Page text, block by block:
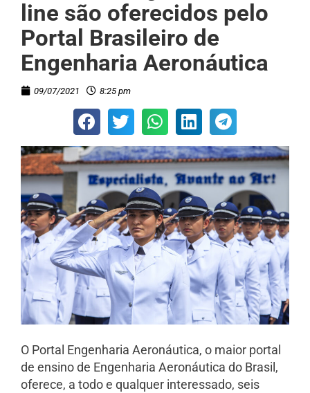
line são oferecidos pelo
Portal Brasileiro de
Engenharia Aeronáutica
09/07/2021 8:25 pm
O Portal Engenharia Aeronáutica, o maior portal
de ensino de Engenharia Aeronáutica do Brasil,
oferece, a todo e qualquer interessado, seis